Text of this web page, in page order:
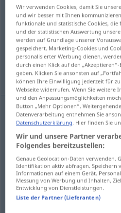
Übersicht aller
(Für mehr Details die Übersetzung
verscheuchen
ein-, verschüchtern,
verscheuchen effaroucher
ein-,verschüchtern
erschrecken effaroucher
Wir verwenden Cookies, damit Sie
und wir besser mit Ihnen
funktionale und statistische Cookies,
und der statistischen Auswertung
werden auf Grundlage unserer
gespeichert. Marketing-Cookies und
personalisierter Werbung dienen,
durch einen Klick auf den
geben. Klicken Sie ansonsten auf
können Ihre Einwilligung jederzeit für
Webseite widerrufen. Wenn Sie weitere
und den Anpassungsmöglichkeiten
Button „Mehr Optionen“.
Datenverarbeitung entnehmen Sie
Datenschutzerklärung. Hier finden Sie
Wir und unsere Partner
Folgendes bereitzustellen:
Genaue Geolocation-Daten verwenden.
Identifikation aktiv abfragen.
Informationen auf einem Gerät.
Messung von Werbung und Inhalten,
Entwicklung von Dienstleistungen.
Liste der Partner (Lieferanten)